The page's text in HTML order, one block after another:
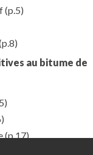
(p.5)
au bitume de
(p.17)